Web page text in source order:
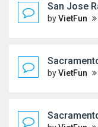
San Jose
byVietFun
byVietFun